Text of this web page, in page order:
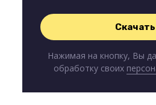
Нажимая на кнопку, Вы
обработку своих